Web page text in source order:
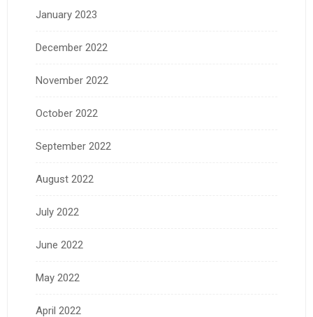
January 2023
December 2022
November 2022
October 2022
September 2022
August 2022
July 2022
June 2022
May 2022
April 2022